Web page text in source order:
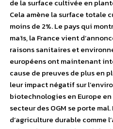
de la surface cultivée en
Cela amène la surface totale
moins de 2%. Le pays qui
maïs, la France vient
raisons sanitaires et
européens ont maintenant
cause de preuves de plus en
leur impact négatif sur
biotechnologies en Europe
secteur des OGM se porte
d’agriculture durable comme